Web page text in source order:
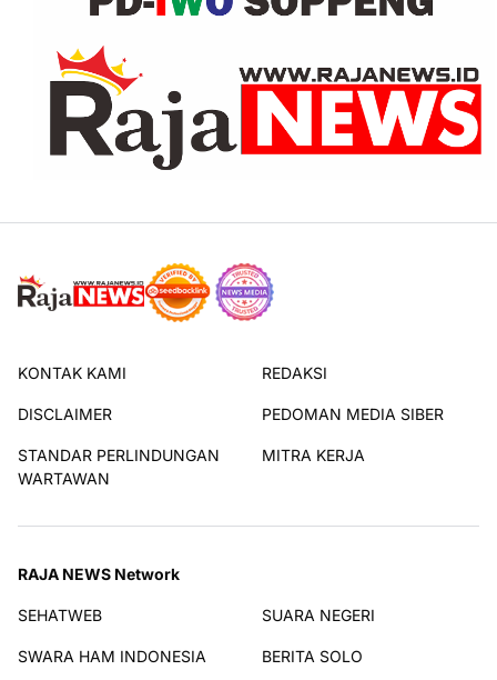
KONTAK KAMI REDAKSI
DISCLAIMER PEDOMAN MEDIA SIBER
STANDAR PERLINDUNGAN
WARTAWAN
MITRA KERJA
RAJA NEWS Network
SEHATWEB SUARA NEGERI
SWARA HAM INDONESIA BERITA SOLO